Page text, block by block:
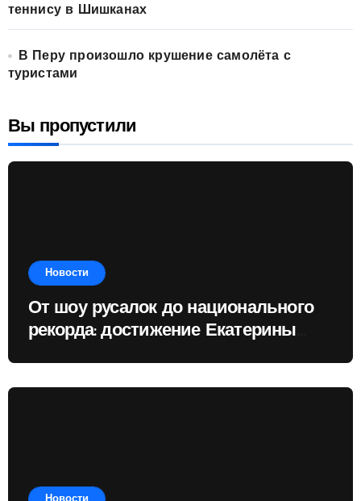
теннису в Шишканах
В Перу произошло крушение самолёта с
туристами
Вы пропустили
Новости
От шоу русалок до национального
рекорда: достижение Екатерины
Новости